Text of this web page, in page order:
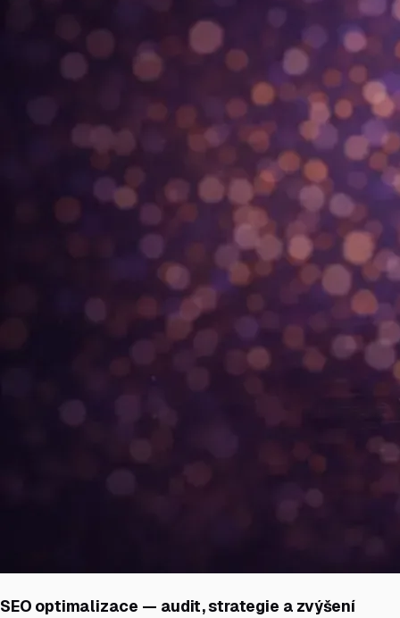
SEO optimalizace — audit, strategie a zvýšení